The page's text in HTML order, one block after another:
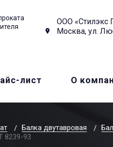
ООО «Стилэкс
Москва, ул.
лист О
Балка двутавровая
8239-93